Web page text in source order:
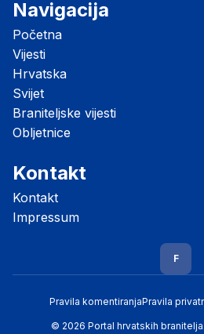
Navigacija
Početna
Vijesti
Hrvatska
Svijet
Braniteljske vijesti
Obljetnice
Kontakt
Kontakt
Impressum
F
Pravila komentiranjaPravila
© 2026 Portal hrvatskih